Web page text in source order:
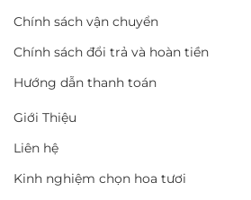
Chính sách vận chuyển
Chính sách đổi trả và hoàn tiền
Hướng dẫn thanh toán
Giới Thiệu
Liên hệ
Kinh nghiệm chọn hoa tươi